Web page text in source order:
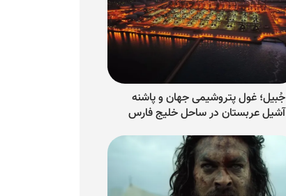
جُبیل؛ غول پتروشیمی جهان و پاشنه
آشیل عربستان در ساحل خلیج فارس